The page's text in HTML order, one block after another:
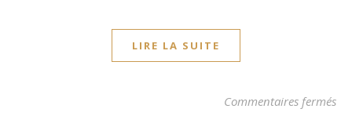
LIRE LA SUITE
Commentaires fermés